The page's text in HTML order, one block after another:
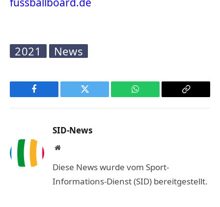
2021 News
Facebook Twitter WhatsApp
Copy
SID-News
Website
Diese News wurde vom Sport-
Informations-Dienst (SID) bereitgestellt.